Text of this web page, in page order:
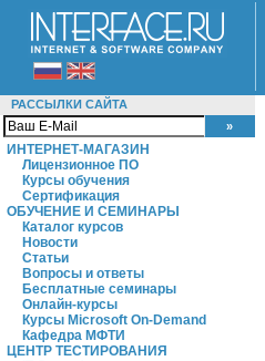
РАССЫЛКИ САЙТА
ИНТЕРНЕТ-МАГАЗИН
Лицензионное ПО
Курсы обучения
Сертификация
ОБУЧЕНИЕ И СЕМИНАРЫ
Каталог курсов
Новости
Статьи
Вопросы и ответы
Бесплатные семинары
Онлайн-курсы
Курсы Microsoft On-Demand
Кафедра МФТИ
ЦЕНТР ТЕСТИРОВАНИЯ